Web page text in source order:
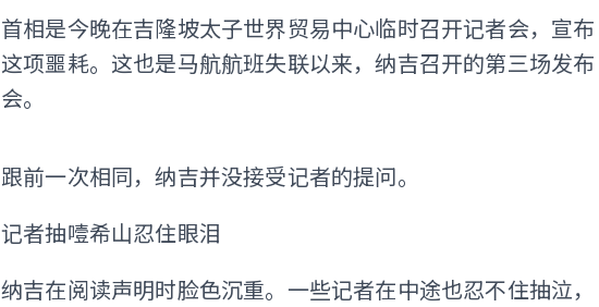
首相是今晚在吉隆坡太子世界贸易中心临时召开记者会，宣布
这项噩耗。这也是马航航班失联以来，纳吉召开的第三场发布
会。
跟前一次相同，纳吉并没接受记者的提问。
记者抽噎希山忍住眼泪
纳吉在阅读声明时脸色沉重。一些记者在中途也忍不住抽泣，